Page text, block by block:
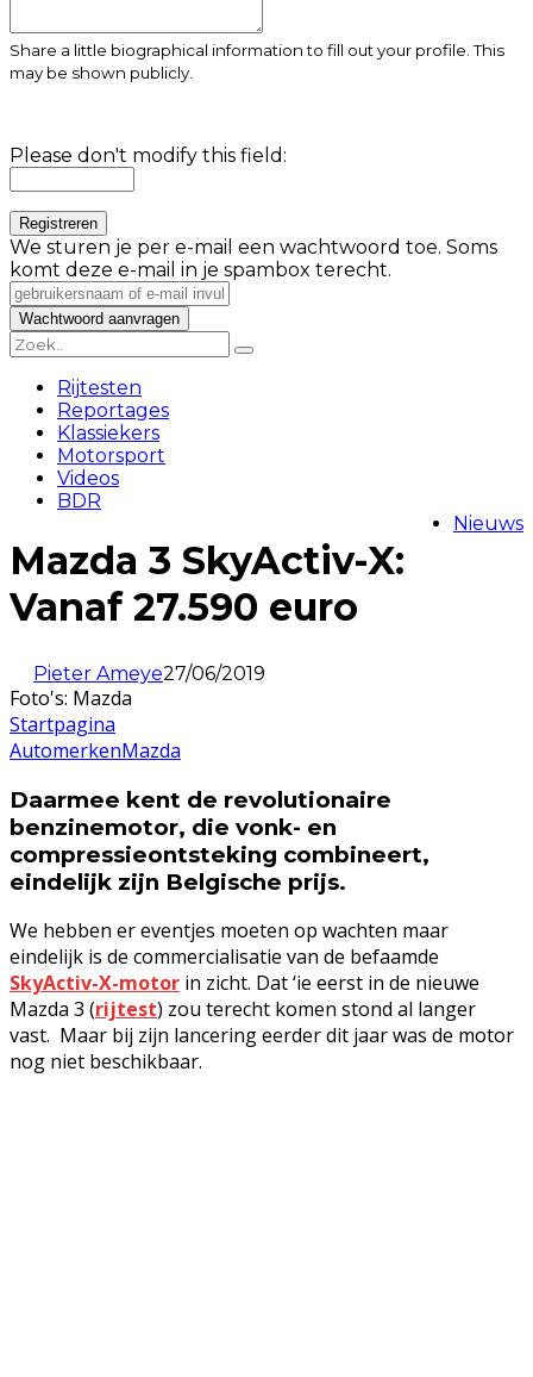
Share a little biographical information to fill out your profile. This
may be shown publicly.
Please don't modify this field:
We sturen je per e-mail een wachtwoord toe. Soms
komt deze e-mail in je spambox terecht.
Rijtesten
Reportages
Klassiekers
Motorsport
Videos
BDR
Nieuws
Mazda 3 SkyActiv-X:
Vanaf 27.590 euro
Pieter Ameye27/06/2019
Foto's: Mazda
Startpagina
AutomerkenMazda
Daarmee kent de revolutionaire
benzinemotor, die vonk- en
compressieontsteking combineert,
eindelijk zijn Belgische prijs.
We hebben er eventjes moeten op wachten maar
eindelijk is de commercialisatie van de befaamde
SkyActiv-X-motor in zicht. Dat ‘ie eerst in de nieuwe
Mazda 3 (rijtest) zou terecht komen stond al langer
vast. Maar bij zijn lancering eerder dit jaar was de motor
nog niet beschikbaar.